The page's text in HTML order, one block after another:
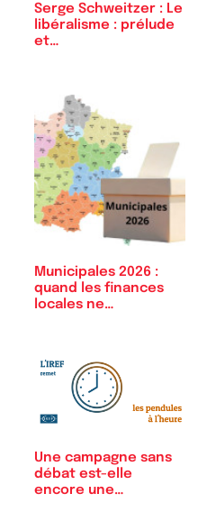
Serge Schweitzer : Le
libéralisme : prélude
et…
Municipales 2026 :
quand les finances
locales ne…
Une campagne sans
débat est-elle
encore une